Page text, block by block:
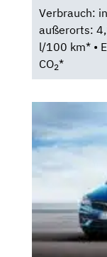
Verbrauch:
außerorts:
l/100 km* •
CO2*